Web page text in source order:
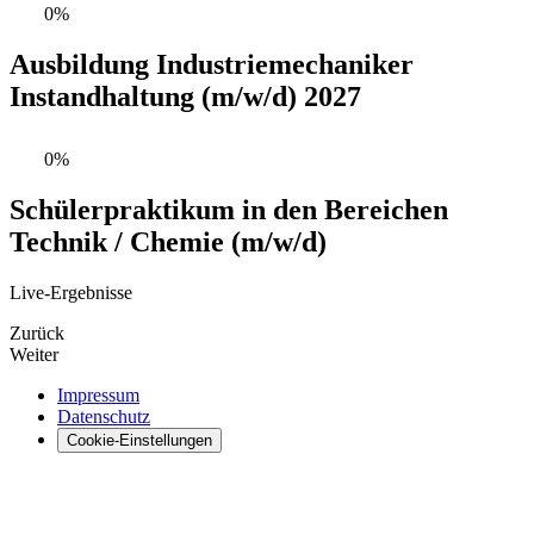
0%
Ausbildung Industriemechaniker
Instandhaltung (m/w/d) 2027
0%
Schülerpraktikum in den Bereichen
Technik / Chemie (m/w/d)
Live-Ergebnisse
Zurück
Weiter
Impressum
Datenschutz
Cookie-Einstellungen